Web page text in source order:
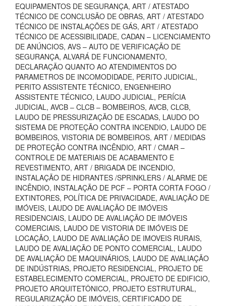
EQUIPAMENTOS DE SEGURANÇA, ART / ATESTADO
TÉCNICO DE CONCLUSÃO DE OBRAS, ART / ATESTADO
TÉCNICO DE INSTALAÇÕES DE GÁS, ART / ATESTADO
TÉCNICO DE ACESSIBILIDADE, CADAN – LICENCIAMENTO
DE ANÚNCIOS, AVS – AUTO DE VERIFICAÇÃO DE
SEGURANÇA, ALVARÁ DE FUNCIONAMENTO,
DECLARAÇÃO QUANTO AO ATENDIMENTOS DO
PARAMETROS DE INCOMODIDADE, PERITO JUDICIAL,
PERITO ASSISTENTE TÉCNICO, ENGENHEIRO
ASSISTENTE TÉCNICO, LAUDO JUDICIAL, PERÍCIA
JUDICIAL, AVCB – CLCB – BOMBEIROS, AVCB, CLCB,
LAUDO DE PRESSURIZAÇÃO DE ESCADAS, LAUDO DO
SISTEMA DE PROTEÇÃO CONTRA INCENDIO, LAUDO DE
BOMBEIROS, VISTORIA DE BOMBEIROS, ART / MEDIDAS
DE PROTEÇÃO CONTRA INCÊNDIO, ART / CMAR –
CONTROLE DE MATERIAIS DE ACABAMENTO E
REVESTIMENTO, ART / BRIGADA DE INCENDIO,
INSTALAÇÃO DE HIDRANTES /SPRINKLERS / ALARME DE
INCÊNDIO, INSTALAÇÃO DE PCF – PORTA CORTA FOGO /
EXTINTORES, POLÍTICA DE PRIVACIDADE, AVALIAÇÃO DE
IMÓVEIS, LAUDO DE AVALIAÇÃO DE IMÓVEIS
RESIDENCIAIS, LAUDO DE AVALIAÇÃO DE IMÓVEIS
COMERCIAIS, LAUDO DE VISTORIA DE IMÓVEIS DE
LOCAÇÃO, LAUDO DE AVALIAÇÃO DE IMOVEIS RURAIS,
LAUDO DE AVALIAÇÃO DE PONTO COMERCIAL, LAUDO
DE AVALIAÇÃO DE MAQUINÁRIOS, LAUDO DE AVALIAÇÃO
DE INDÚSTRIAS, PROJETO RESIDENCIAL, PROJETO DE
ESTABELECIMENTO COMERCIAL, PROJETO DE EDIFICIO,
PROJETO ARQUITETÔNICO, PROJETO ESTRUTURAL,
REGULARIZAÇÃO DE IMÓVEIS, CERTIFICADO DE